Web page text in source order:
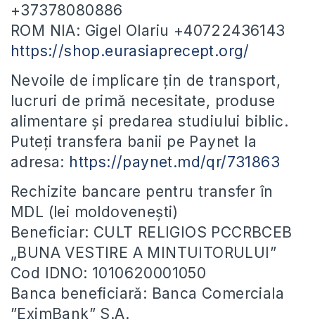
+37378080886
ROM NIA: Gigel Olariu +40722436143
https://shop.eurasiaprecept.org/
Nevoile de implicare țin de transport,
lucruri de primă necesitate, produse
alimentare și predarea studiului biblic.
Puteți transfera banii pe Paynet la
adresa: https://paynet.md/qr/731863
Rechizite bancare pentru transfer în
MDL (lei moldovenești)
Beneficiar: CULT RELIGIOS PCCRBCEB
„BUNA VESTIRE A MINTUITORULUI”
Cod IDNO: 1010620001050
Banca beneficiară: Banca Comerciala
”EximBank” S.A.